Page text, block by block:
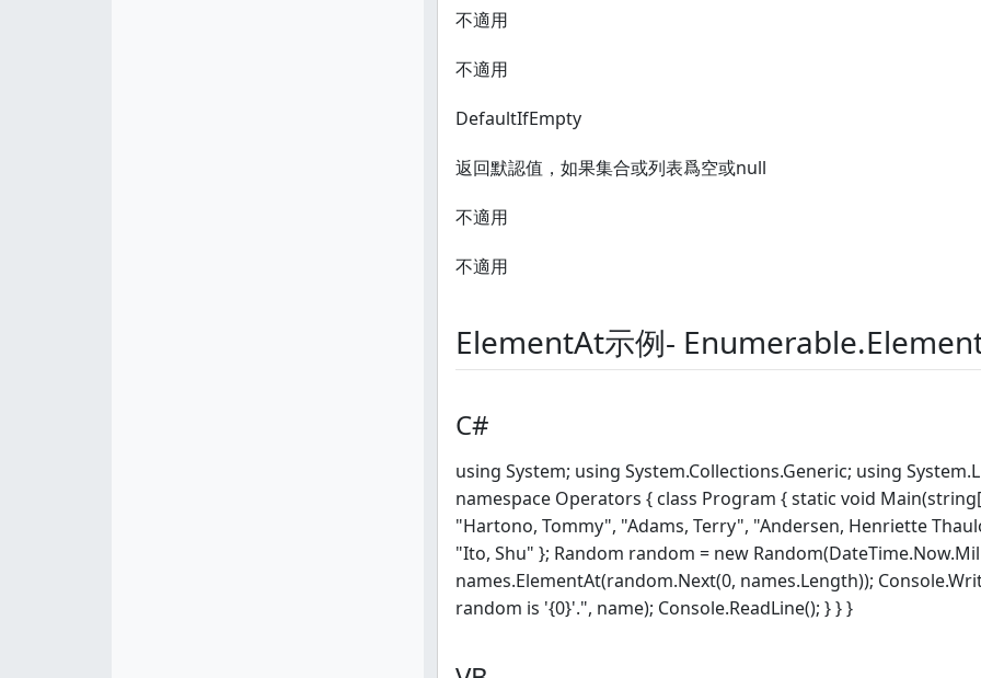
不適用
不適用
DefaultIfEmpty
返回默認值，如果集合或列表爲空或null
不適用
不適用
ElementAt示例-
C#
using System; using System.Collections.Generic; using
namespace Operators { class Program { static void
"Hartono, Tommy", "Adams, Terry", "Andersen, Henriette
"Ito, Shu" }; Random random = new
names.ElementAt(random.Next(0, names.Length));
random is '{0}'.", name); Console.ReadLine(); } } }